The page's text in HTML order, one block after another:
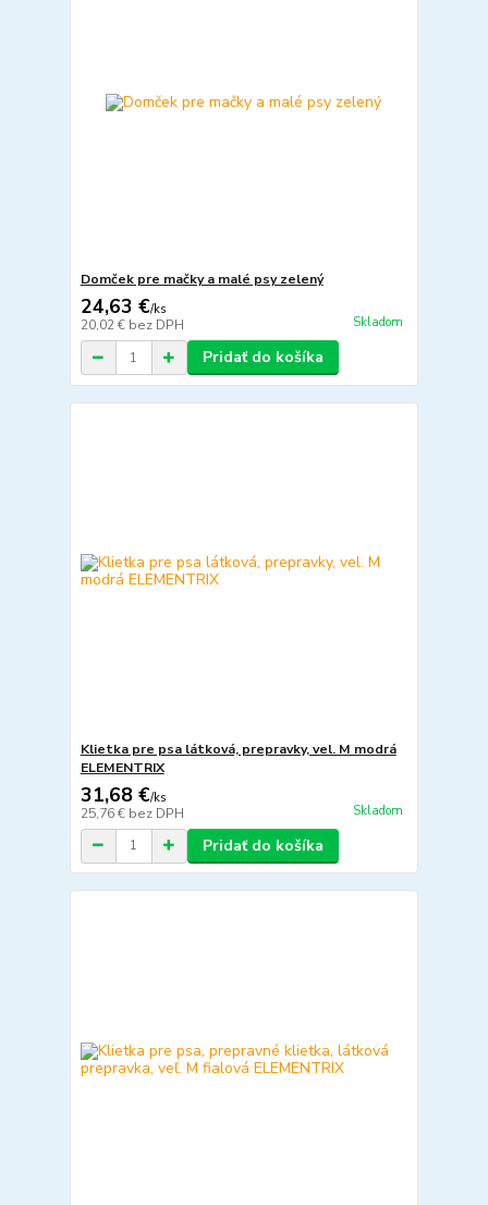
Domček pre mačky a malé psy zelený
24,63 €/ks
20,02 € bez DPH Skladom
Pridať do košíka
Klietka pre psa látková, prepravky, vel. M modrá
ELEMENTRIX
31,68 €/ks
25,76 € bez DPH Skladom
Pridať do košíka